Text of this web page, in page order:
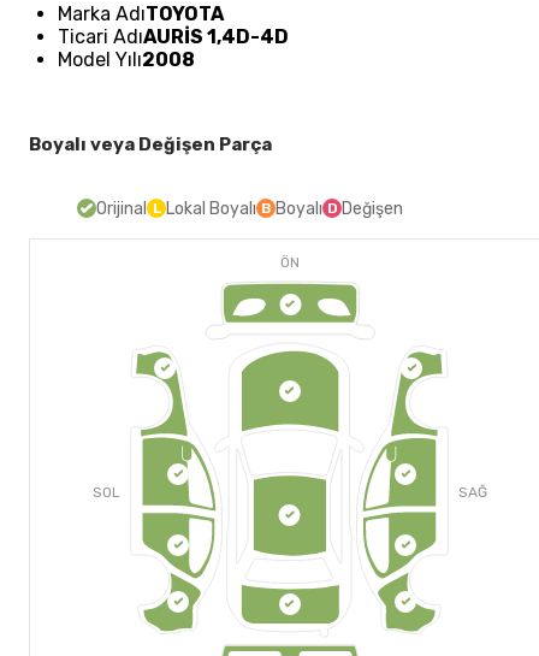
Marka AdıTOYOTA
Ticari AdıAURİS 1,4D-4D
Model Yılı2008
Boyalı veya Değişen Parça
Orijinal L Lokal Boyalı B Boyalı D Değişen
ÖN
SOL SAĞ